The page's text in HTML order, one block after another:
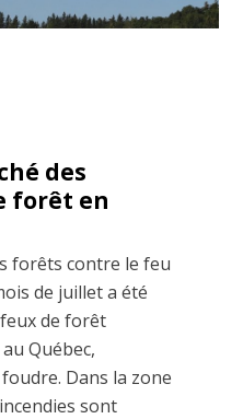
des
forêt en
forêts contre le feu
de juillet a été
de forêt
Québec,
Dans la zone
sont